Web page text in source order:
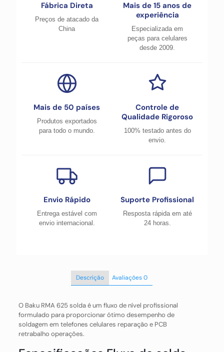
Fábrica Direta
Preços de atacado da
China
Mais de 15 anos de
experiência
Especializada em
peças para celulares
desde 2009.
Mais de 50 países
Produtos exportados
para todo o mundo.
Controle de
Qualidade Rigoroso
100% testado antes do
envio.
Envio Rápido
Entrega estável com
envio internacional.
Suporte Profissional
Resposta rápida em até
24 horas.
Descrição Avaliações0
O Baku RMA 625 solda é um fluxo de nível profissional
formulado para proporcionar ótimo desempenho de
soldagem em telefones celulares reparação e PCB
retrabalho operações.